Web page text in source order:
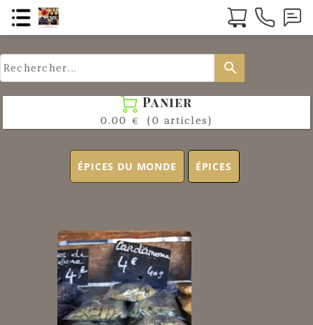
search
 Panier
0.00 € (0 articles)
ÉPICES DU MONDE ÉPICES